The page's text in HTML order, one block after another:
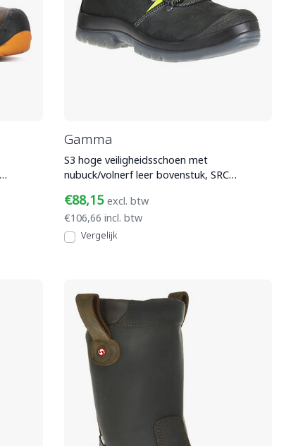
Gamma
S3 hoge veiligheidsschoen met
nubuck/volnerf leer bovenstuk, SRC
€88,15 excl. btw
€106,66 incl. btw
Vergelijk